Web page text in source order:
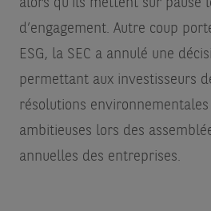
alors qu’ils mettent sur pause
d’engagement. Autre coup
ESG, la SEC a annulé une
permettant aux investisseurs
résolutions
ambitieuses lors des
annuelles des entreprises.